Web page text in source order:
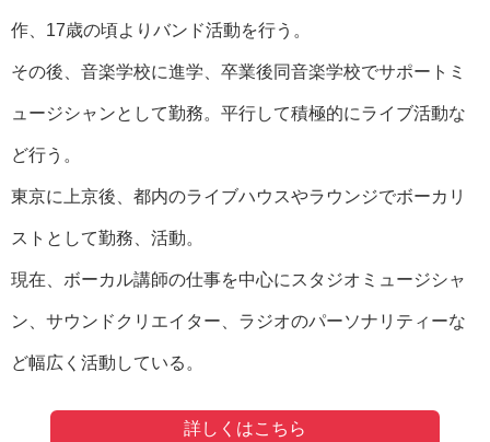
作、17歳の頃よりバンド活動を行う。
その後、音楽学校に進学、卒業後同音楽学校でサポートミ
ュージシャンとして勤務。平行して積極的にライブ活動な
ど行う。
東京に上京後、都内のライブハウスやラウンジでボーカリ
ストとして勤務、活動。
現在、ボーカル講師の仕事を中心にスタジオミュージシャ
ン、サウンドクリエイター、ラジオのパーソナリティーな
ど幅広く活動している。
詳しくはこちら